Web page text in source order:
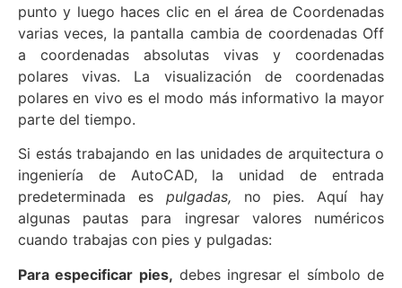
punto y luego haces clic en el área de Coordenadas
varias veces, la pantalla cambia de coordenadas Off
a coordenadas absolutas vivas y coordenadas
polares vivas. La visualización de coordenadas
polares en vivo es el modo más informativo la mayor
parte del tiempo.
Si estás trabajando en las unidades de arquitectura o
ingeniería de AutoCAD, la unidad de entrada
predeterminada es pulgadas, no pies. Aquí hay
algunas pautas para ingresar valores numéricos
cuando trabajas con pies y pulgadas:
Para especificar pies, debes ingresar el símbolo de